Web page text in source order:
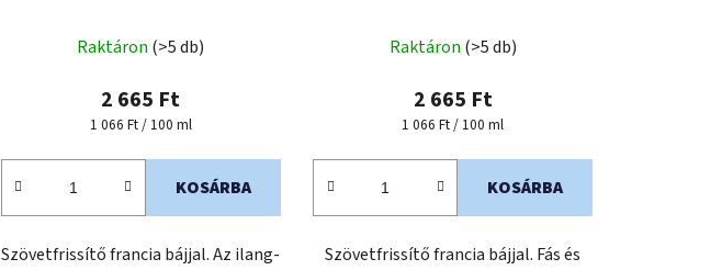
Raktáron (>5 db)
2 665 Ft
Egységár:
1 066 Ft / 100 ml
KOSÁRBA
Szövetfrissítő francia bájjal. Az ilang-
Raktáron (>5 db)
2 665 Ft
Egységár:
1 066 Ft / 100 ml
KOSÁRBA
Szövetfrissítő francia bájjal. Fás és